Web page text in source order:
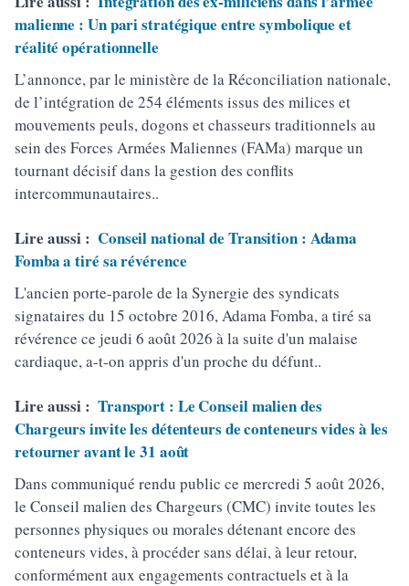
malienne : Un pari stratégique entre symbolique et
réalité opérationnelle
L’annonce, par le ministère de la Réconciliation nationale,
de l’intégration de 254 éléments issus des milices et
mouvements peuls, dogons et chasseurs traditionnels au
sein des Forces Armées Maliennes (FAMa) marque un
tournant décisif dans la gestion des conflits
intercommunautaires..
Lire aussi : Conseil national de Transition : Adama
Fomba a tiré sa révérence
L'ancien porte-parole de la Synergie des syndicats
signataires du 15 octobre 2016, Adama Fomba, a tiré sa
révérence ce jeudi 6 août 2026 à la suite d'un malaise
cardiaque, a-t-on appris d'un proche du défunt..
Lire aussi : Transport : Le Conseil malien des
Chargeurs invite les détenteurs de conteneurs vides à les
retourner avant le 31 août
Dans communiqué rendu public ce mercredi 5 août 2026,
le Conseil malien des Chargeurs (CMC) invite toutes les
personnes physiques ou morales détenant encore des
conteneurs vides, à procéder sans délai, à leur retour,
conformément aux engagements contractuels et à la